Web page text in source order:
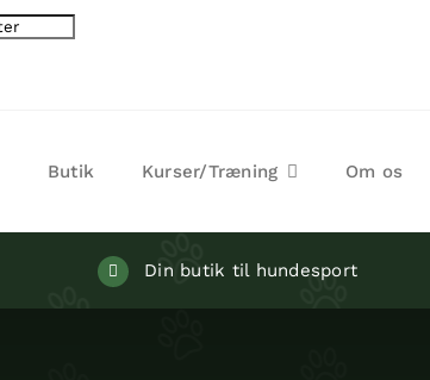
Butik Kurser/Træning Om os
Din butik til hundesport